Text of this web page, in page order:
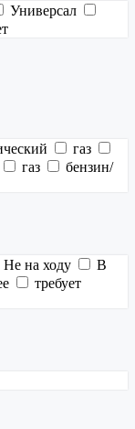
Универсал
газ
газ
бензин/
Не на ходу
В
требует